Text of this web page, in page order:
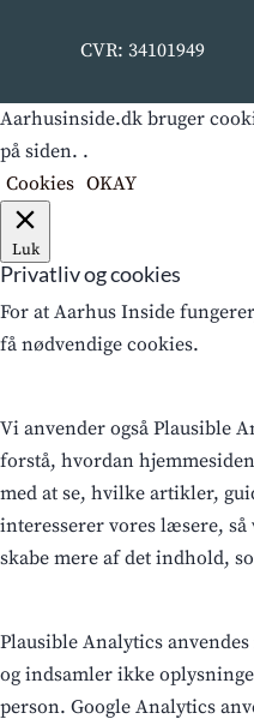
CVR: 34101949
Aarhusinside.dk bruger
på siden. .
Cookies OKAY
Luk
Privatliv og cookies
For at Aarhus Inside
få nødvendige cookies.
Vi anvender også Plausible
forstå, hvordan
med at se, hvilke artikler,
interesserer vores læsere,
skabe mere af det indhold,
Plausible Analytics
og indsamler ikke
person. Google Analytics